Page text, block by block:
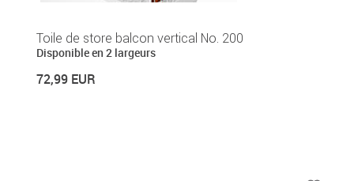
Toile de store balcon vertical No. 200
Disponible en 2 largeurs
72,99 EUR